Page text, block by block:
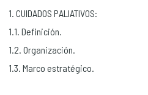
1. CUIDADOS PALIATIVOS:
1.1. Definición.
1.2. Organización.
1.3. Marco estratégico.